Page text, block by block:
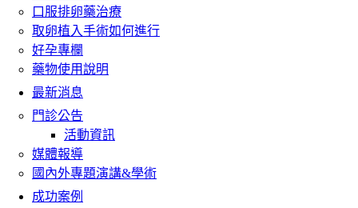
口服排卵藥治療
取卵植入手術如何進行
好孕專欄
藥物使用說明
最新消息
門診公告
活動資訊
媒體報導
國內外專題演講&學術
成功案例